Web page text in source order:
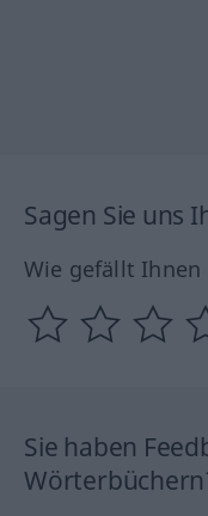
Sagen Sie uns
Wie gefällt Ihnen
Sie haben